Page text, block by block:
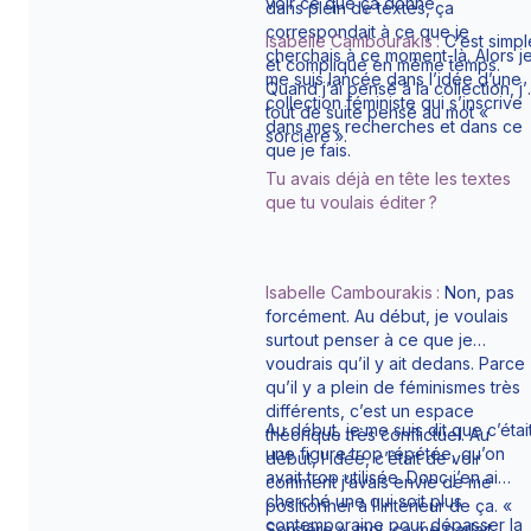
dans plein de textes, ça
correspondait à ce que je
cherchais à ce moment-là. Alors
me suis lancée dans l’idée d’une
collection féministe qui s’inscrive
dans mes recherches et dans ce
que je fais.
Isabelle Cambourakis :C’est
et compliqué en même temps.
Quand j’ai pensé à la collection,
tout de suite pensé au mot «
sorcière ».
Tu avais déjà en tête les textes
que tu voulais éditer ?
Isabelle Cambourakis : Non, pas
forcément. Au début, je voulais
surtout penser à ce que je
voudrais qu’il y ait dedans. Parce
qu’il y a plein de féminismes très
différents, c’est un espace
théorique très conflictuel. Au
début, l’idée, c’était de voir
comment j’avais envie de me
positionner à l’intérieur de ça. «
Au début, je me suis dit que
une figure trop répétée, qu’on
avait trop utilisée. Donc j’en ai
cherché une qui soit plus
contemporaine pour dépasser la